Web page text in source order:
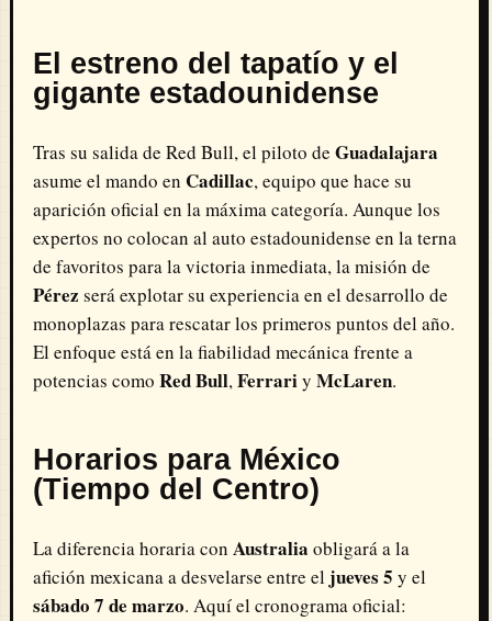
El estreno del tapatío y el
gigante estadounidense
Tras su salida de Red Bull, el piloto de Guadalajara
asume el mando en Cadillac, equipo que hace su
aparición oficial en la máxima categoría. Aunque los
expertos no colocan al auto estadounidense en la terna
de favoritos para la victoria inmediata, la misión de
Pérez será explotar su experiencia en el desarrollo de
monoplazas para rescatar los primeros puntos del año.
El enfoque está en la fiabilidad mecánica frente a
potencias como Red Bull,Ferrariy McLaren.
Horarios para México
(Tiempo del Centro)
La diferencia horaria con Australia obligará a la
afición mexicana a desvelarse entre el jueves 5 y el
sábado 7 de marzo. Aquí el cronograma oficial: